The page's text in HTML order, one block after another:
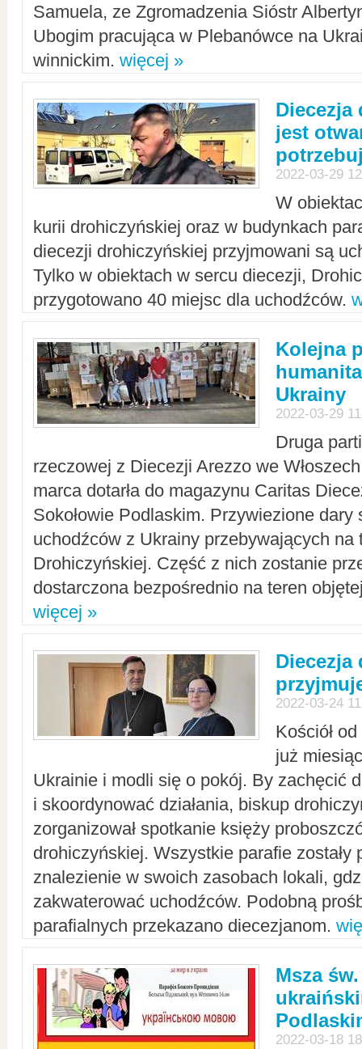
Samuela, ze Zgromadzenia Sióstr
Ubogim pracująca w Plebanówce na
winnickim. więcej »
Diecezja
jest
2022-03-29
W
kurii drohiczyńskiej oraz w budynkach
diecezji drohiczyńskiej przyjmowani są
Tylko w obiektach w sercu diecezji,
przygotowano 40 miejsc dla uchodźców.
Kolejna
Ukrainy
2022-03-29
Druga
rzeczowej z Diecezji Arezzo we
marca dotarła do magazynu Caritas
Sokołowie Podlaskim. Przywiezione dary
uchodźców z Ukrainy przebywających na
Drohiczyńskiej. Część z nich zostanie
dostarczona bezpośrednio na teren
więcej »
Diecezja
2022-03-24
Kościół
już
Ukrainie i modli się o pokój. By zachęcić
i skoordynować działania, biskup
zorganizował spotkanie księży
drohiczyńskiej. Wszystkie parafie zostały
znalezienie w swoich zasobach lokali,
zakwaterować uchodźców. Podobną
parafialnych przekazano diecezjanom.
Msza
2022-03-18